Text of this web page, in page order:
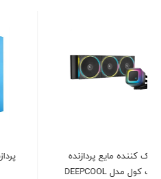
پردازنده اینتل مدل Intel Core
i3-12100 Alder Lake